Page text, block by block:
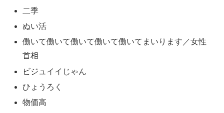
二季
ぬい活
働いて働いて働いて働いて働いてまいります／女性
首相
ビジュイイじゃん
ひょうろく
物価高